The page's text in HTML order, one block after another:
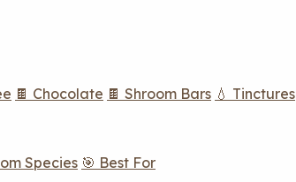
🍫 Chocolate 🍫 Shroom Bars 💧 Tinctures
Species 🎯 Best For